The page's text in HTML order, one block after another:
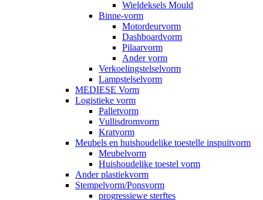
Wieldeksels Mould
Binne-vorm
Motordeurvorm
Dashboardvorm
Pilaarvorm
Ander vorm
Verkoelingstelselvorm
Lampstelselvorm
MEDIESE Vorm
Logistieke vorm
Palletvorm
Vullisdromvorm
Kratvorm
Meubels en huishoudelike toestelle inspuitvorm
Meubelvorm
Huishoudelike toestel vorm
Ander plastiekvorm
Stempelvorm/Ponsvorm
progressiewe sterftes